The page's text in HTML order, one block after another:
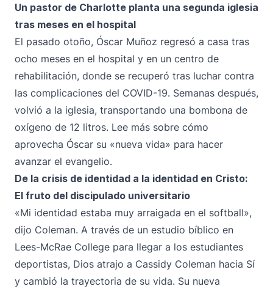
Un pastor de Charlotte planta una segunda iglesia
tras meses en el hospital
El pasado otoño, Óscar Muñoz regresó a casa tras
ocho meses en el hospital y en un centro de
rehabilitación, donde se recuperó tras luchar contra
las complicaciones del COVID-19. Semanas después,
volvió a la iglesia, transportando una bombona de
oxígeno de 12 litros. Lee más sobre cómo
aprovecha Óscar su «nueva vida» para hacer
avanzar el evangelio.
De la crisis de identidad a la identidad en Cristo:
El fruto del discipulado universitario
«Mi identidad estaba muy arraigada en el softball»,
dijo Coleman. A través de un estudio bíblico en
Lees-McRae College para llegar a los estudiantes
deportistas, Dios atrajo a Cassidy Coleman hacia Sí
y cambió la trayectoria de su vida. Su nueva